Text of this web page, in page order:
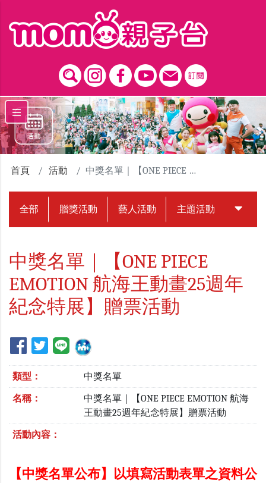
首頁 活動 中獎名單｜【ONE PIECE EMOTION 航海王動畫25週年紀念特展】贈票活動
全部 贈獎活動 藝人活動 主題活動 中獎名
中獎名單｜【ONE PIECE
EMOTION 航海王動畫25週年
紀念特展】贈票活動
類型： 中獎名單
名稱：
中獎名單｜【ONE PIECE EMOTION 航海
王動畫25週年紀念特展】贈票活動
活動內容：
【中獎名單公布】以填寫活動表單之資料公